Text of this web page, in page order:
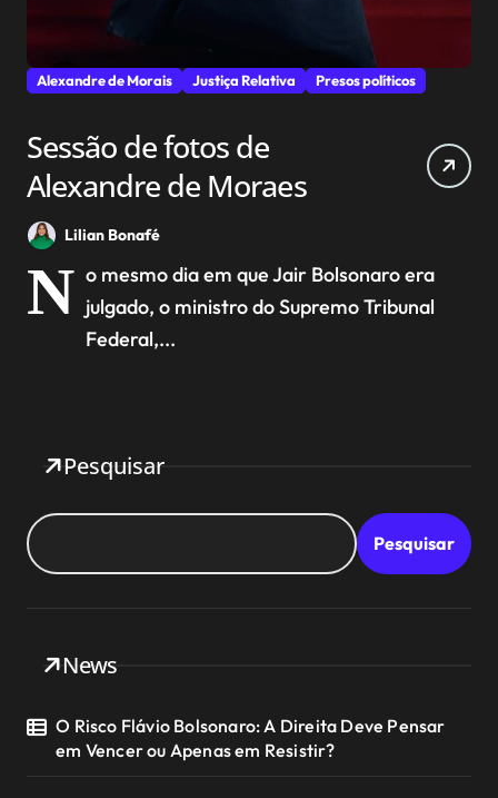
Alexandre de Morais Justiça Relativa Presos políticos
Sessão de fotos de
Alexandre de Moraes
Lilian Bonafé
N o mesmo dia em que Jair Bolsonaro era
julgado, o ministro do Supremo Tribunal
Federal,...
Pesquisar
Pesquisar
News
O Risco Flávio Bolsonaro: A Direita Deve Pensar
em Vencer ou Apenas em Resistir?